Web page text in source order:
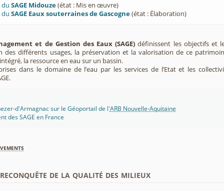
duSAGE Midouze(état : Mis en œuvre)
duSAGE Eaux souterraines de Gascogne(état : Élaboration)
et de Gestion des Eaux (SAGE) définissent les objectifs et
des différents usages, la préservation et la valorisation de ce
la ressource en eau sur un bassin.
dans le domaine de l’eau par les services de l’Etat et les
d'Armagnac sur le Géoportail de l'ARB Nouvelle-Aquitaine
des SAGE en France
de la qualité des milieux